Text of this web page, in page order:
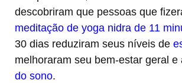
descobriram que pessoas que
meditação de yoga nidra de 11
30 dias reduziram seus níveis de
melhoraram seu bem-estar geral e
do sono.